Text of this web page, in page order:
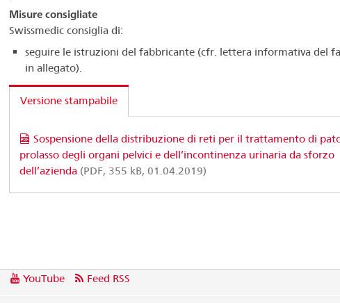
Misure consigliate
Swissmedic consiglia di:
seguire le istruzioni del fabbricante (cfr. lettera informativa del
in allegato).
Versione stampabile
Sospensione della distribuzione di reti per il trattamento di
prolasso degli organi pelvici e dell’incontinenza urinaria da sforzo
dell’azienda(PDF, 355 kB, 01.04.2019)
YouTube Feed RSS